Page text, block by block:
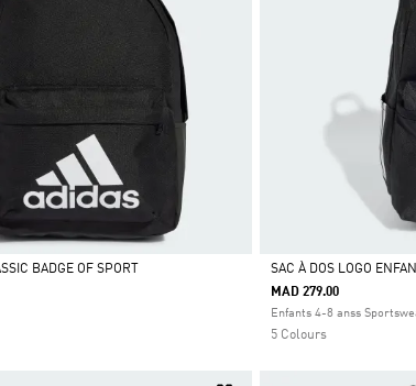
BADGE OF SPORT
Selected
SAC À DOS LOGO
MAD 279.00
Enfants 4-8 anss
5 Colours